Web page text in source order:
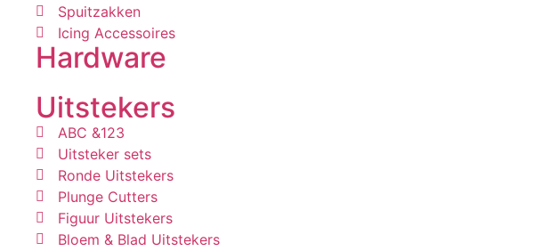
Spuitzakken
Icing Accessoires
Hardware
Uitstekers
ABC &123
Uitsteker sets
Ronde Uitstekers
Plunge Cutters
Figuur Uitstekers
Bloem & Blad Uitstekers